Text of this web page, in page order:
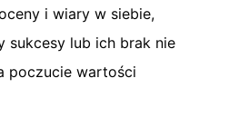
i wiary w siebie,
sukcesy lub ich brak nie
poczucie wartości